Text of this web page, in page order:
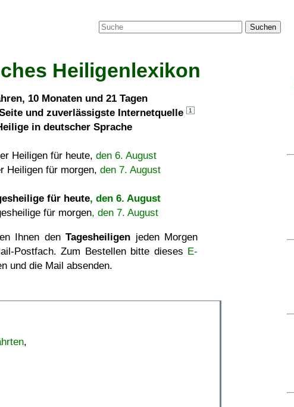
Suchen
Heiligenlexikon
10 Monaten und 21 Tagen
und zuverlässigste Internetquelle
1
in deutscher Sprache
Heiligen für heute, den 6. August
Heiligen für morgen, den 7. August
für heute, den 6. August
für morgen, den 7. August
Ihnen denTagesheiligen jeden Morgen
Postfach. Zum Bestellen bitte dieses E-
und die Mail absenden.
,